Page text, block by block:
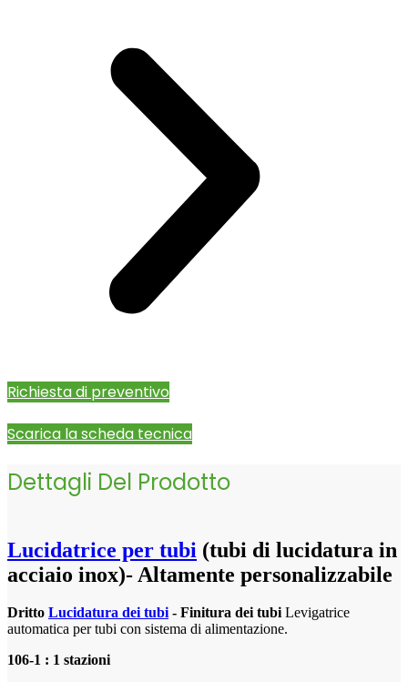
Richiesta di preventivo
Scarica la scheda tecnica
Dettagli Del Prodotto
Lucidatrice per tubi (tubi di lucidatura in
acciaio inox)- Altamente personalizzabile
Dritto Lucidatura dei tubi- Finitura dei tubiLevigatrice
automatica per tubi con sistema di alimentazione.
106-1 : 1 stazioni